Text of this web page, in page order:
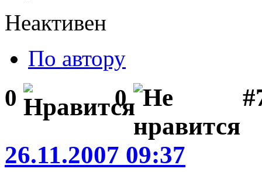
Неактивен
По автору
0 0
26.11.2007 09:37